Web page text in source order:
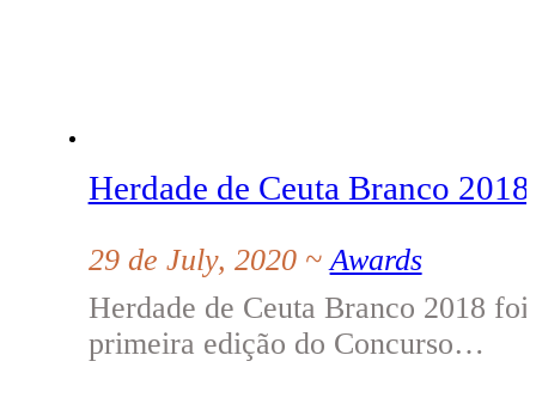
Herdade de Ceuta Branco
29 de July, 2020 ~Awards
Herdade de Ceuta Branco 2018
primeira edição do Concurso…